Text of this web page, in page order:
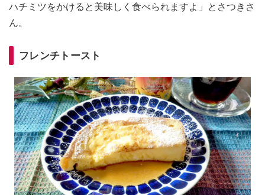
ハチミツをかけると美味しく食べられますよ」とさつきさ
ん。
フレンチトースト